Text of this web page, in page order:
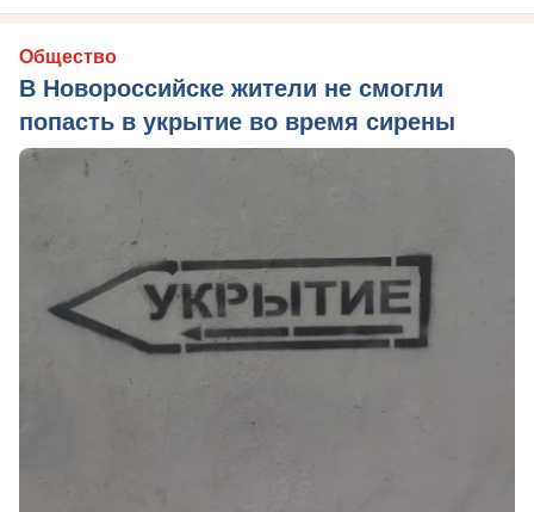
Общество
В Новороссийске жители не смогли
попасть в укрытие во время сирены